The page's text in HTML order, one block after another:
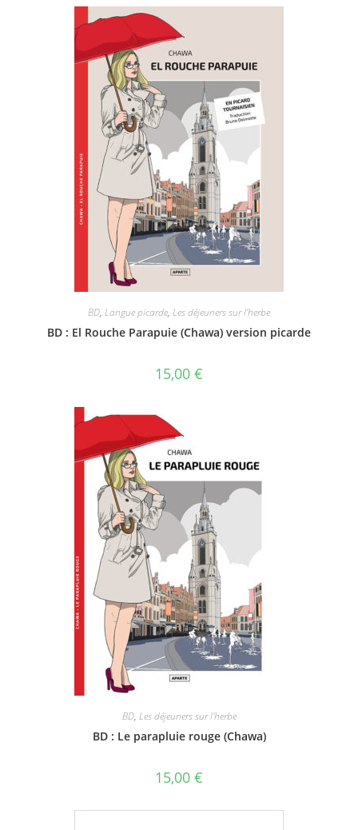
BD, Langue picarde, Les déjeuners sur l'herbe
BD : El Rouche Parapuie (Chawa) version picarde
15,00 €
BD, Les déjeuners sur l'herbe
BD : Le parapluie rouge (Chawa)
15,00 €